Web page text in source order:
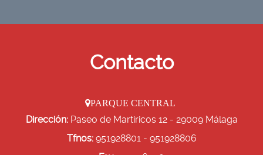
Contacto
PARQUE CENTRAL
Dirección: Paseo de Martiricos 12 - 29009 Málaga
Tfnos:951928801 - 951928806